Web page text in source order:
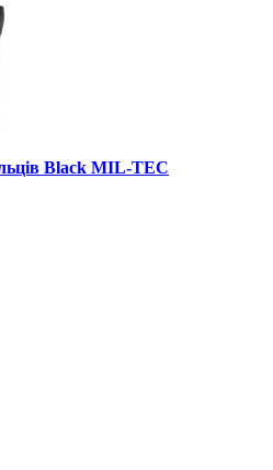
Black MIL-TEC